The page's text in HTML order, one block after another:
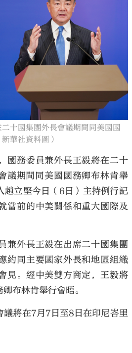
十國集團外長會議期間同美國國
華社資料圖）
國務委員兼外長王毅將在二十
議期間同美國國務卿布林肯舉
趙立堅今日（6日）主持例行記
當前的中美關係和重大國際及
兼外長王毅在出席二十國集團
約同主要國家外長和地區組織
見。經中美雙方商定，王毅將
布林肯舉行會晤。
議將在7月7日至8日在印尼峇里